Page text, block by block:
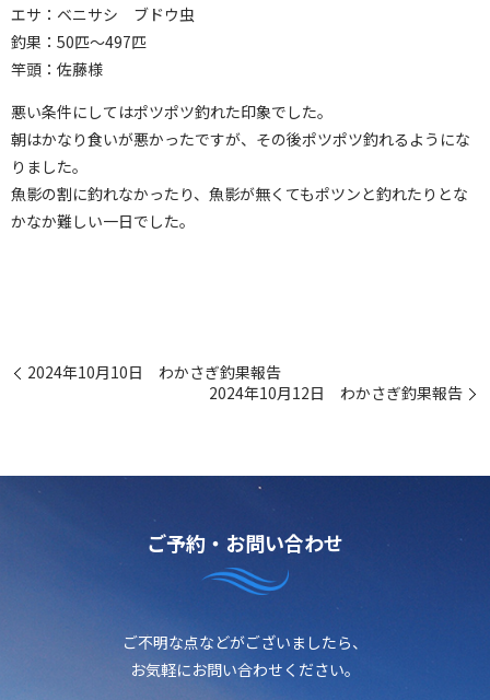
エサ：ベニサシ ブドウ虫
釣果：50匹～497匹
竿頭：佐藤様
悪い条件にしてはポツポツ釣れた印象でした。
朝はかなり食いが悪かったですが、その後ポツポツ釣れるようにな
りました。
魚影の割に釣れなかったり、魚影が無くてもポツンと釣れたりとな
かなか難しい一日でした。
2024年10月10日 わかさぎ釣果報告
2024年10月12日 わかさぎ釣果報告
ご予約・お問い合わせ
ご不明な点などがございましたら、
お気軽にお問い合わせください。